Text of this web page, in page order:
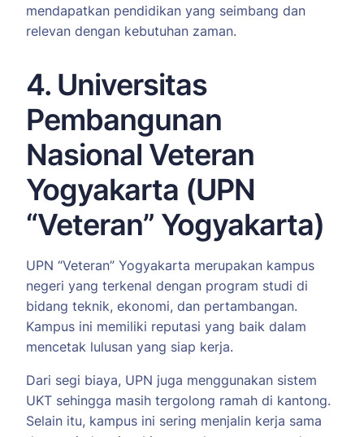
mendapatkan pendidikan yang seimbang dan
relevan dengan kebutuhan zaman.
4. Universitas
Pembangunan
Nasional Veteran
Yogyakarta (UPN
“Veteran” Yogyakarta)
UPN “Veteran” Yogyakarta merupakan kampus
negeri yang terkenal dengan program studi di
bidang teknik, ekonomi, dan pertambangan.
Kampus ini memiliki reputasi yang baik dalam
mencetak lulusan yang siap kerja.
Dari segi biaya, UPN juga menggunakan sistem
UKT sehingga masih tergolong ramah di kantong.
Selain itu, kampus ini sering menjalin kerja sama